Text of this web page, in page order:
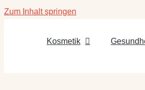
Zum Inhalt springen
Kosmetik